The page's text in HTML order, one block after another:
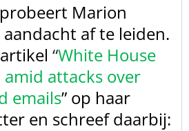
Marion
af te leiden.
“White House
amid attacks over
emails” op haar
en schreef daarbij: